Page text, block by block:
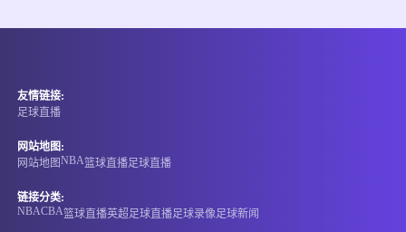
蒙特雷湾
-
友情链接:
足球直播
网站地图:
网站地图NBA篮球直播足球直播
链接分类:
NBACBA篮球直播英超 足球直播足球录像 足球新闻